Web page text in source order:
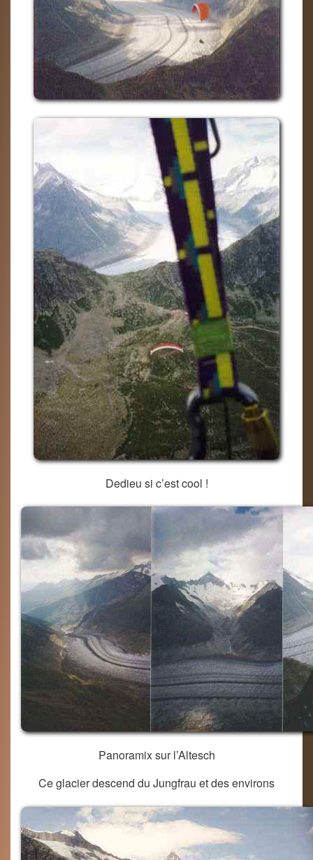
Dedieu si c’est cool !
Panoramix sur l’Altesch
Ce glacier descend du Jungfrau et des environs